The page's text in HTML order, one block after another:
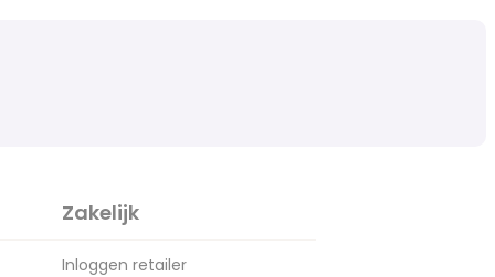
Zakelijk
Inloggen retailer